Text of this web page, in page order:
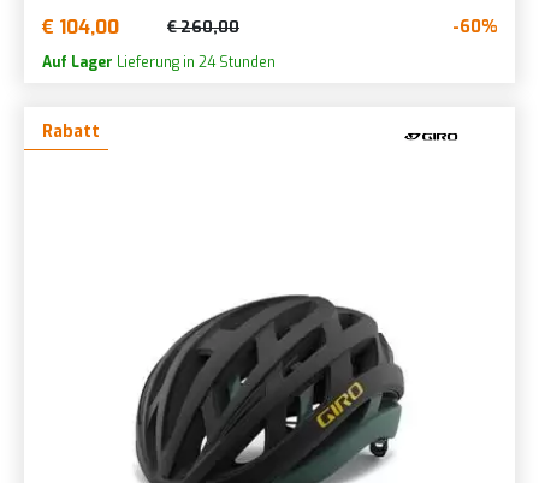
€ 104,00 € 260,00 -60%
Auf Lager Lieferung in 24 Stunden
Rabatt